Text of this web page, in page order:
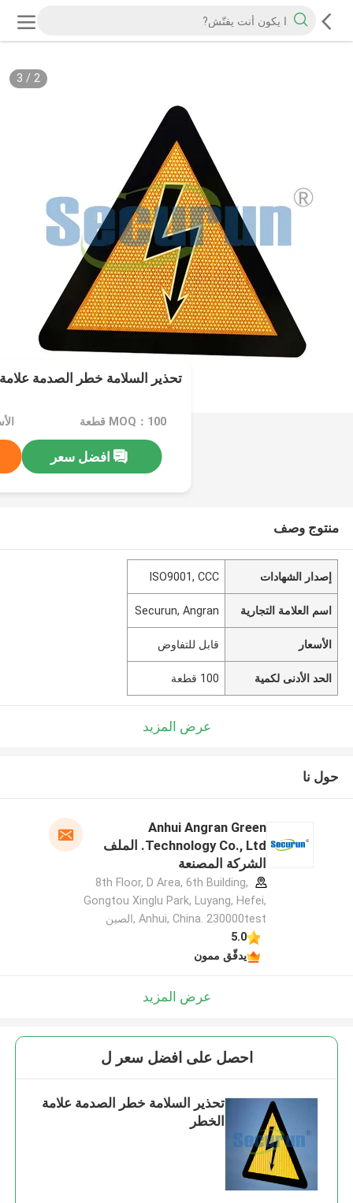
2
/
3
تحذير السلامة خطر الصدمة
MOQ：100 قطعة
افضل سعر
منتوج وصف
إصدار الشهادات ISO9001, CCC
اسم العلامة التجارية Securun, Angran
الأسعار قابل للتفاوض
الحد الأدنى لكمية 100 قطعة
عرض المزيد
حول نا
Anhui Angran Green
Technology Co., Ltd. الملف
الشركة المصنعة
8th Floor, D Area, 6th Building,
Gongtou Xinglu Park, Luyang, Hefei,
Anhui, China. 230000test ,الصين
5.0
يدقّق ممون
عرض المزيد
احصل على افضل سعر ل
تحذير السلامة خطر الصدمة علامة
الخطر